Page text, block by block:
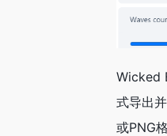
Wicked
式导出
或PNG